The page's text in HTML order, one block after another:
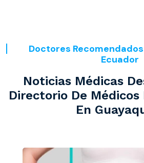
Doctores
Ecuador
Noticias Médicas
Directorio De
En